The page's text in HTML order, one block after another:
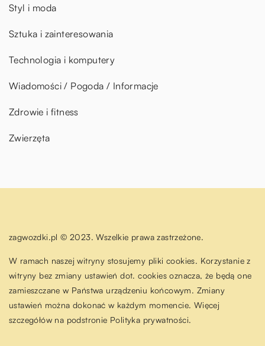
Styl i moda
Sztuka i zainteresowania
Technologia i komputery
Wiadomości / Pogoda / Informacje
Zdrowie i fitness
Zwierzęta
zagwozdki.pl © 2023. Wszelkie prawa zastrzeżone.
W ramach naszej witryny stosujemy pliki cookies. Korzystanie z
witryny bez zmiany ustawień dot. cookies oznacza, że będą one
zamieszczane w Państwa urządzeniu końcowym. Zmiany
ustawień można dokonać w każdym momencie. Więcej
szczegółów na podstronie Polityka prywatności.